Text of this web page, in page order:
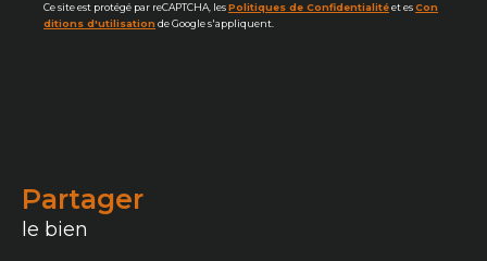
Ce site est protégé par reCAPTCHA, lesPolitiques de Confidentialitéet esCon
ditions d'utilisation de Google s'appliquent.
partager
le bien